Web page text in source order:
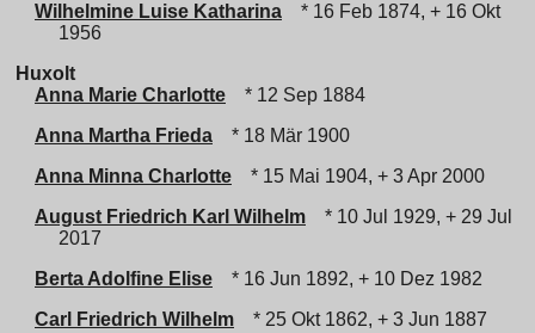
Wilhelmine Luise Katharina
* 16 Feb 1874, + 16 Okt
1956
Huxolt
Anna Marie Charlotte
* 12 Sep 1884
Anna Martha Frieda
* 18 Mär 1900
Anna Minna Charlotte
* 15 Mai 1904, + 3 Apr 2000
August Friedrich Karl Wilhelm
* 10 Jul 1929, + 29 Jul
2017
Berta Adolfine Elise
* 16 Jun 1892, + 10 Dez 1982
Carl Friedrich Wilhelm
* 25 Okt 1862, + 3 Jun 1887